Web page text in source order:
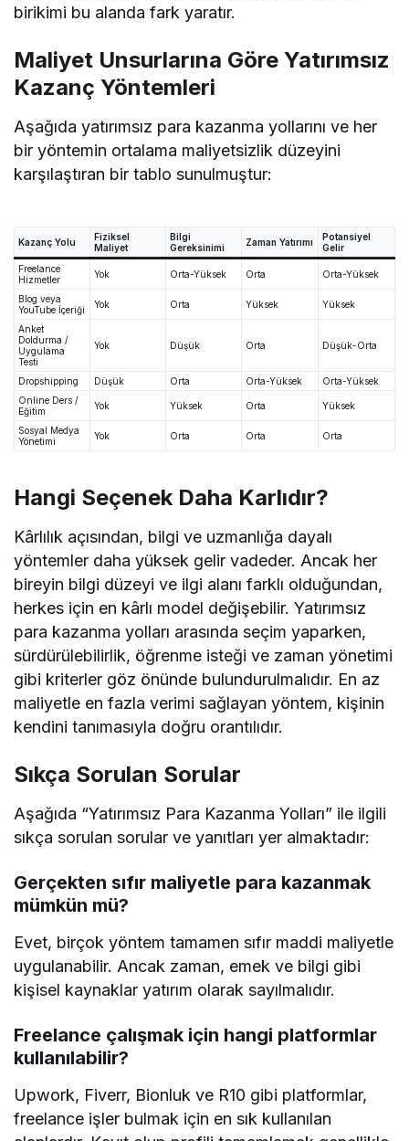
birikimi bu alanda fark yaratır.
Maliyet Unsurlarına Göre Yatırımsız
Kazanç Yöntemleri
Aşağıda yatırımsız para kazanma yollarını ve her
bir yöntemin ortalama maliyetsizlik düzeyini
karşılaştıran bir tablo sunulmuştur:
Kazanç Yolu
Fiziksel
Maliyet
Bilgi
Gereksinimi
Zaman Yatırımı
Potansiyel
Gelir
Freelance
Hizmetler
Yok Orta-Yüksek Orta Orta-Yüksek
Blog veya
YouTube İçeriği
Yok Orta Yüksek Yüksek
Anket
Doldurma /
Uygulama
Testi
Yok Düşük Orta Düşük-Orta
Dropshipping Düşük Orta Orta-Yüksek
Orta-Yüksek
Online Ders /
Eğitim
Yok Yüksek Orta Yüksek
Sosyal Medya
Yönetimi
Yok Orta Orta Orta
Hangi Seçenek Daha Karlıdır?
Kârlılık açısından, bilgi ve uzmanlığa dayalı
yöntemler daha yüksek gelir vadeder. Ancak her
bireyin bilgi düzeyi ve ilgi alanı farklı olduğundan,
herkes için en kârlı model değişebilir. Yatırımsız
para kazanma yolları arasında seçim yaparken,
sürdürülebilirlik, öğrenme isteği ve zaman yönetimi
gibi kriterler göz önünde bulundurulmalıdır. En az
maliyetle en fazla verimi sağlayan yöntem, kişinin
kendini tanımasıyla doğru orantılıdır.
Sıkça Sorulan Sorular
Aşağıda “Yatırımsız Para Kazanma Yolları” ile ilgili
sıkça sorulan sorular ve yanıtları yer almaktadır:
Gerçekten sıfır maliyetle para kazanmak
mümkün mü?
Evet, birçok yöntem tamamen sıfır maddi maliyetle
uygulanabilir. Ancak zaman, emek ve bilgi gibi
kişisel kaynaklar yatırım olarak sayılmalıdır.
Freelance çalışmak için hangi platformlar
kullanılabilir?
Upwork, Fiverr, Bionluk ve R10 gibi platformlar,
freelance işler bulmak için en sık kullanılan